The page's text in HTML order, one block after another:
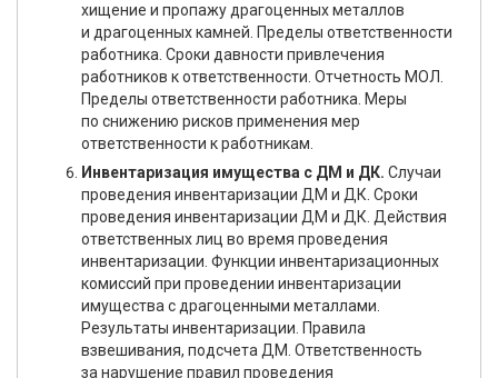
хищение и пропажу драгоценных металлов
и драгоценных камней. Пределы ответственности
работника. Сроки давности привлечения
работников к ответственности. Отчетность МОЛ.
Пределы ответственности работника. Меры
по снижению рисков применения мер
ответственности к работникам.
Инвентаризация имущества с ДМ и ДК. Случаи
проведения инвентаризации ДМ и ДК. Сроки
проведения инвентаризации ДМ и ДК. Действия
ответственных лиц во время проведения
инвентаризации. Функции инвентаризационных
комиссий при проведении инвентаризации
имущества с драгоценными металлами.
Результаты инвентаризации. Правила
взвешивания, подсчета ДМ. Ответственность
за нарушение правил проведения